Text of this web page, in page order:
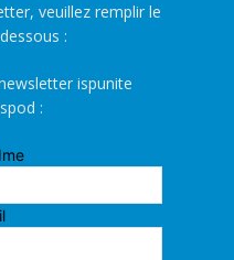
veuillez remplir le
:
ispunite
: